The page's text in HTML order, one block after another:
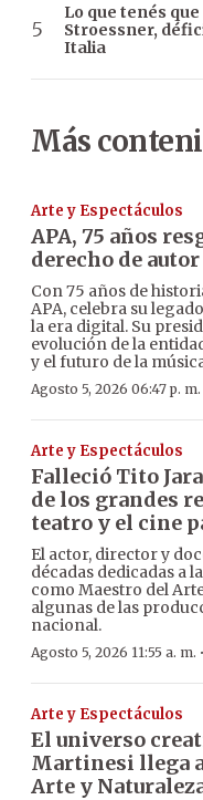
Lo que tenés
Stroessner,
Italia
Más
Arte y Espectáculos
APA, 75 años
derecho de
Con 75 años de
APA, celebra su
la era digital. Su
evolución de la
y el futuro de la
Agosto 5, 2026 06:47 p. m.
Arte y Espectáculos
Falleció Tito
de los grandes
teatro y el cine
El actor, director y
décadas dedicadas a
como Maestro del
algunas de las
nacional.
Agosto 5, 2026 11:55 a. m. ·
Arte y Espectáculos
El universo
Martinesi llega
Arte y